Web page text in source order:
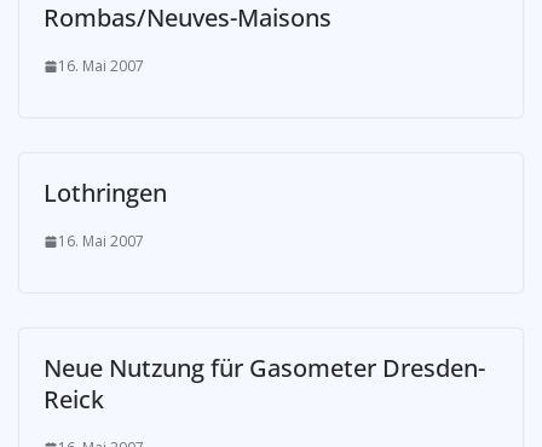
Rombas/Neuves-Maisons
16. Mai 2007
Lothringen
16. Mai 2007
Neue Nutzung für Gasometer Dresden-
Reick